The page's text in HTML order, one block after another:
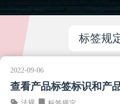
标签规
2022-09-06
查看产品标签标识和产